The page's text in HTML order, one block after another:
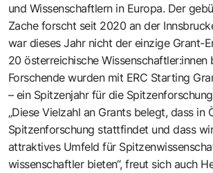
und Wissenschaftlern in Europa. Der
Zache forscht seit 2020 an der
war dieses Jahr nicht der einzige Grant-
20 österreichische Wissenschaftler:innen
Forschende wurden mit ERC Starting
– ein Spitzenjahr für die
„Diese Vielzahl an Grants belegt, dass in
Spitzenforschung stattfindet und dass
attraktives Umfeld für
wissenschaftler bieten“, freut sich auch